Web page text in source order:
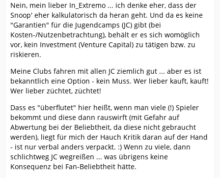
Nein, mein lieber In_Extremo ... ich denke eher, dass der
Snoop' eher kalkulatorisch da heran geht. Und da es keine
"Garantien" für die Jugendcamps (JC) gibt (bei
Kosten-/Nutzenbetrachtung), behält er es sich womöglich
vor, kein Investment (Venture Capital) zu tätigen bzw. zu
riskieren.
Meine Clubs fahren mit allen JC ziemlich gut ... aber es ist
bekanntlich eine Option - kein Muss. Wer lieber kauft, kauft!
Wer lieber züchtet, züchtet!
Dass es "überflutet" hier heißt, wenn man viele (!) Spieler
bekommt und diese dann rauswirft (mit Gefahr auf
Abwertung bei der Beliebtheit, da diese nicht gebraucht
werden), liegt für mich der Hauch Kritik daran auf der Hand
- ist nur verbal anders verpackt. :) Wenn zu viele, dann
schlichtweg JC wegreißen ... was übrigens keine
Konsequenz bei Fan-Beliebtheit hätte.